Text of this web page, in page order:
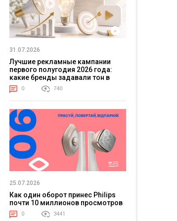
31.07.2026
Лучшие рекламные кампании
первого полугодия 2026 года:
какие бренды задавали тон в
отрасли
0 740
25.07.2026
Как один оборот принес Philips
почти 10 миллионов просмотров
0 3441